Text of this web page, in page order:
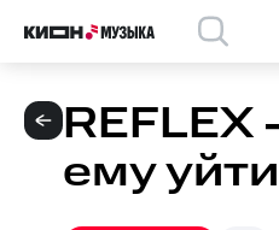
REFLEX
ему уйти